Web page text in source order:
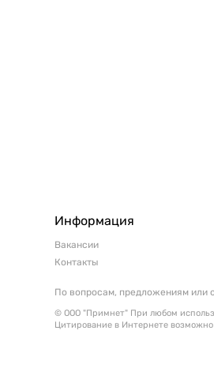
Информация
Вакансии
Контакты
По вопросам, предложениям или
© ООО "Примнет" При любом
Цитирование в Интернете